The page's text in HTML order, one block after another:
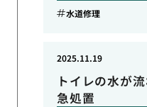
水道修理
トイレの水が
急処置
2025.11.19